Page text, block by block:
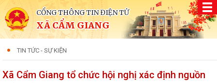
CỔNG THÔNG TIN ĐIỆN TỬ
XÃ CẨM GIANG
TIN TỨC - SỰ KIỆN
Xã Cẩm Giang tổ chức hội nghị xác định nguồn